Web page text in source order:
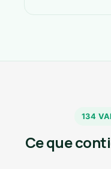
134
Ce que